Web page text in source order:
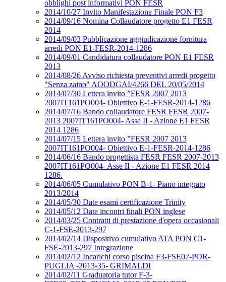
obblighi post informativi PON FESR
2014/10/27 Invito Manifestazione Finale PON F3
2014/09/16 Nomina Collaudatore progetto E1 FESR
2014
2014/09/03 Pubblicazione aggiudicazione fornitura
arredi PON E1-FESR-2014-1286
2014/09/01 Candidatura collaudatore PON E1 FESR
2013
2014/08/26 Avviso richiesta preventivi arredi progetto
"Senza zaino" AOODGAI/4266 DEL 20/05/2014
2014/07/30 Lettera invito ”FESR 2007 2013
2007IT161PO004- Obiettivo E-1-FESR-2014-1286
2014/07/16 Bando collaudatore FESR FESR 2007-
2013 2007IT161PO004- Asse II - Azione E1 FESR
2014 1286
2014/07/15 Lettera invito ”FESR 2007 2013
2007IT161PO004- Obiettivo E-1-FESR-2014-1286
2014/06/16 Bando progettista FESR FESR 2007-2013
2007IT161PO004- Asse II - Azione E1 FESR 2014
1286.
2014/06/05 Cumulativo PON B-1- Piano integrato
2013/2014
2014/05/30 Date esami certificazione Trinity
2014/05/12 Date incontri finali PON inglese
2014/03/25 Contratti di prestazione d'opera occasionali
C-1-FSE-2013-297
2014/02/14 Dispositivo cumulativo ATA PON C1-
FSE-2013-297 Integrazione
2014/02/12 Incarichi corso piscina F3-FSE02-POR-
PUGLIA -2013-35- GRIMALDI
2014/02/11 Graduatoria tutor F-3-